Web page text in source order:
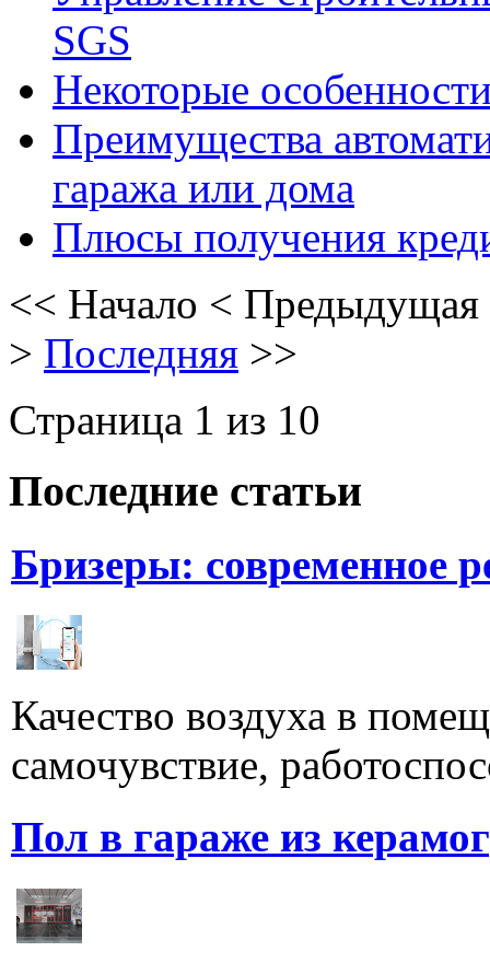
SGS
Некоторые
Преимущества
гаража или дома
Плюсы получения
<< Начало < Предыдущая
> Последняя >>
Страница 1 из 10
Последние статьи
Бризеры: современное
Качество воздуха в
самочувствие,
Пол в гараже из